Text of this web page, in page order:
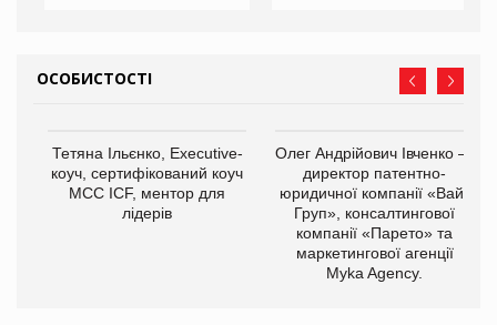
ОСОБИСТОСТІ
Тетяна Ільєнко, Executive-
коуч, сертифікований коуч
МСС ICF, ментор для
лідерів
Олег Андрійович Івченко —
директор патентно-
юридичної компанії «Вайз
Груп», консалтингової
компанії «Парето» та
маркетингової агенції
Myka Agency.